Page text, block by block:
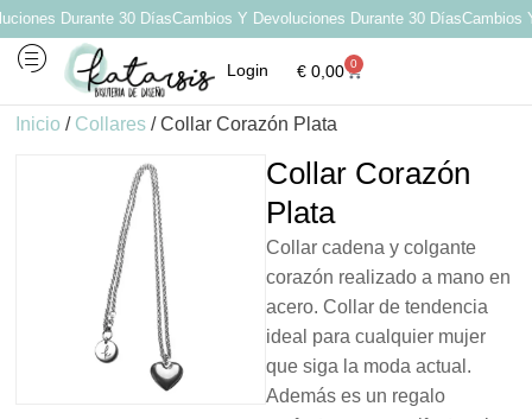
Durante 30 DíasCambios Y Devoluciones Durante 30 DíasCambios Y
Login €0,00 0
Inicio / Collares / Collar Corazón Plata
Collar Corazón
Plata
Collar cadena y colgante
corazón realizado a mano en
acero. Collar de tendencia
ideal para cualquier mujer
que siga la moda actual.
Además es un regalo